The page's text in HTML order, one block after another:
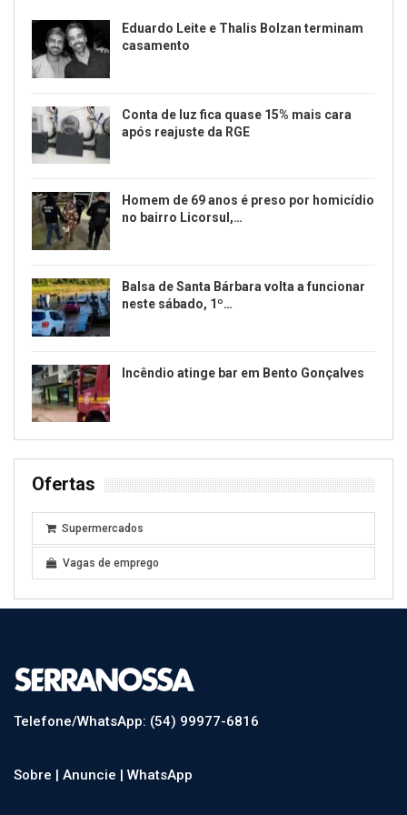
Eduardo Leite e Thalis Bolzan terminam
casamento
Conta de luz fica quase 15% mais cara
após reajuste da RGE
Homem de 69 anos é preso por homicídio
no bairro Licorsul,…
Balsa de Santa Bárbara volta a funcionar
neste sábado, 1º…
Incêndio atinge bar em Bento Gonçalves
Ofertas
Supermercados
Vagas de emprego
Telefone/WhatsApp: (54) 99977-6816
Sobre | Anuncie | WhatsApp